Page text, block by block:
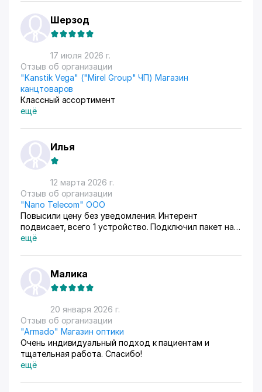
Шерзод
17 июля 2026 г.
Отзыв об организации
"Kanstik Vega" ("Mirel Group" ЧП) Магазин
канцтоваров
Классный ассортимент
ещё
Илья
12 марта 2026 г.
Отзыв об организации
"Nano Telecom" OOO
Повысили цену без уведомления. Интерент
подвисает, всего 1 устройство. Подключил пакет на
50 тыс сум дороже чтобы увеличить скорость, стал
ассалом алейкум, меняю провайдера
ещё
Малика
20 января 2026 г.
Отзыв об организации
"Armado" Магазин оптики
Очень индивидуальный подход к пациентам и
тщательная работа. Спасибо!
ещё